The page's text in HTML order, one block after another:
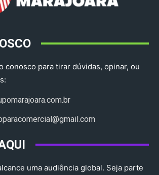
conosco para tirar dúvidas, opinar, ou
uma audiência global. Seja parte